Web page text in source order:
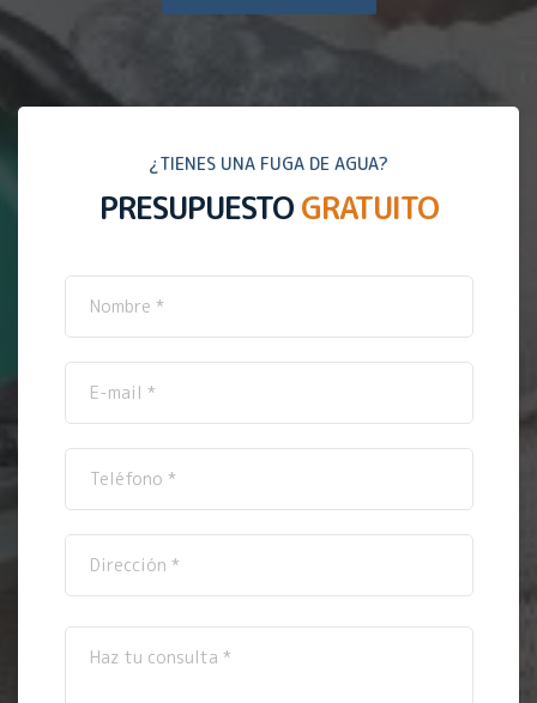
¿TIENES UNA FUGA DE AGUA?
PRESUPUESTO GRATUITO